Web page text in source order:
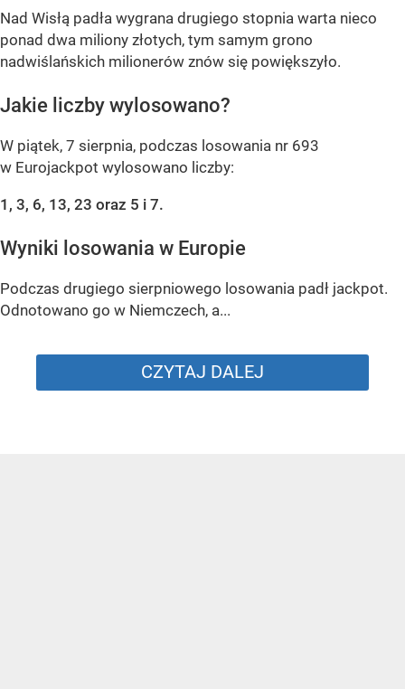
Nad Wisłą padła wygrana drugiego stopnia warta nieco
ponad dwa miliony złotych, tym samym grono
nadwiślańskich milionerów znów się powiększyło.
Jakie liczby wylosowano?
W piątek, 7 sierpnia, podczas losowania nr 693
w Eurojackpot wylosowano liczby:
1, 3, 6, 13, 23 oraz 5 i 7.
Wyniki losowania w Europie
Podczas drugiego sierpniowego losowania padł jackpot.
Odnotowano go w Niemczech, a...
CZYTAJ DALEJ